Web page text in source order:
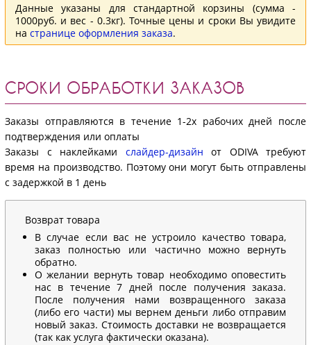
Данные указаны для стандартной корзины (сумма -
1000руб. и вес - 0.3кг). Точные цены и сроки Вы увидите
на странице оформления заказа.
СРОКИ ОБРАБОТКИ ЗАКАЗОВ
Заказы отправляются в течение 1-2х рабочих дней после
подтверждения или оплаты
Заказы с наклейками слайдер-дизайн от ODIVA требуют
время на производство. Поэтому они могут быть отправлены
с задержкой в 1 день
Возврат товара
В случае если вас не устроило качество товара,
заказ полностью или частично можно вернуть
обратно.
О желании вернуть товар необходимо оповестить
нас в течение 7 дней после получения заказа.
После получения нами возвращенного заказа
(либо его части) мы вернем деньги либо отправим
новый заказ. Стоимость доставки не возвращается
(так как услуга фактически оказана).